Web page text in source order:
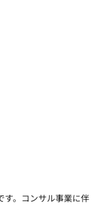
す。コンサル事業に伴